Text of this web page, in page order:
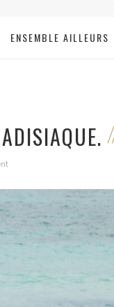
ENSEMBLE AILLEURS